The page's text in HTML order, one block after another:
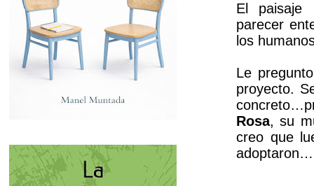
El paisaje
parecer
los
Le
proyecto.
Rosa, su
creo que
adoptaron…